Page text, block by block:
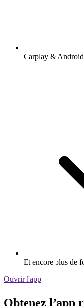
Carplay &
Et encore plus de
Ouvrir l'app
Obtenez